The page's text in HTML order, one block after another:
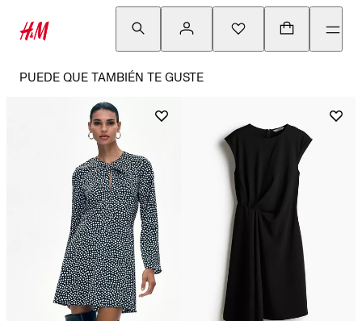
PUEDE QUE TAMBIÉN TE GUSTE